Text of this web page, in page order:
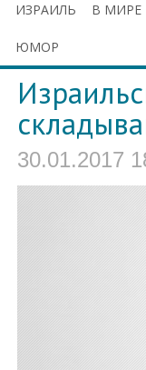
ИЗРАИЛЬ В МИРЕ
ЮМОР
30.01.2017